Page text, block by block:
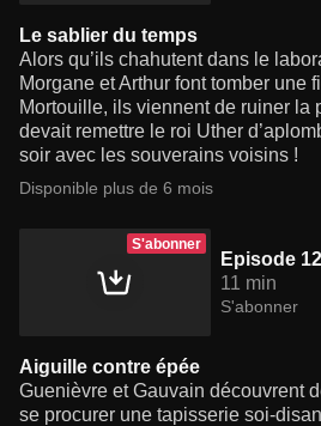
Le sablier du temps
Alors qu’ils chahutent dans le
Morgane et Arthur font tomber une
Mortouille, ils viennent de ruiner la
devait remettre le roi Uther
soir avec les souverains voisins !
Disponible plus de 6 mois
S'abonner
Episode 12
11 min
S'abonner
Aiguille contre épée
Guenièvre et Gauvain découvrent
se procurer une tapisserie soi-